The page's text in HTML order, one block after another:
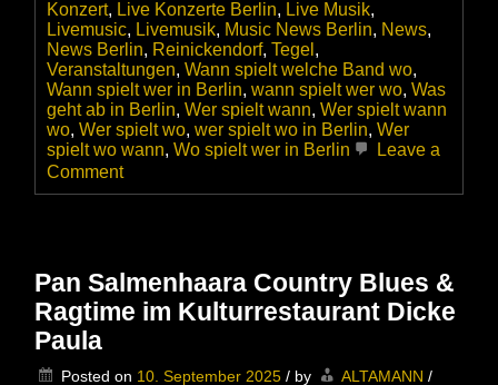
Konzert, Live Konzerte Berlin, Live Musik,
Livemusic, Livemusik, Music News Berlin, News,
News Berlin, Reinickendorf, Tegel ,
Veranstaltungen, Wann spielt welche Band wo,
Wann spielt wer in Berlin, wann spielt wer wo, Was
geht ab in Berlin, Wer spielt wann, Wer spielt wann
wo, Wer spielt wo, wer spielt wo in Berlin, Wer
spielt wo wann, Wo spielt wer in Berlin
Leave a
Commenton
Keegan
Folk
&
Country-
der
Pan Salmenhaara Country Blues &
Ragtime im Kulturrestaurant Dicke
Paula
Posted on 10. September 2025 / by ALTAMANN /